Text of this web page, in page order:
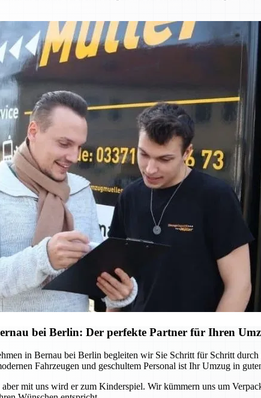
bei Berlin: Der perfekte Partner für Ihren
in Bernau bei Berlin begleiten wir Sie Schritt für Schritt
Fahrzeugen und geschultem Personal ist Ihr Umzug in
mit uns wird er zum Kinderspiel. Wir kümmern uns um